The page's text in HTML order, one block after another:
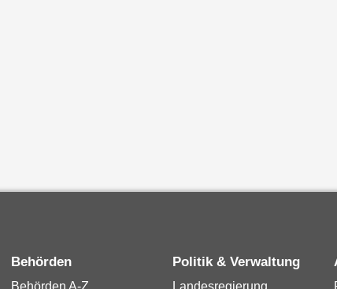
Behörden
Behörden A-Z
Politik & Verwaltung
Landesregierung